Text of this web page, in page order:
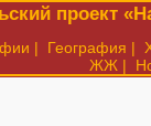
проект
| География |
ЖЖ |